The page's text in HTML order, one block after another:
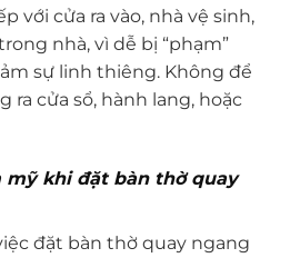
với cửa ra vào, nhà vệ sinh,
nhà, vì dễ bị “phạm”
sự linh thiêng. Không để
ra cửa sổ, hành lang, hoặc
khi đặt bàn thờ quay
đặt bàn thờ quay ngang